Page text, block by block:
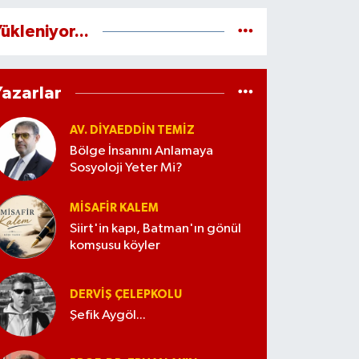
AV. DIYAEDDIN TEMIZ
Bölge İnsanını Anlamaya
Sosyoloji Yeter Mi?
MISAFIR KALEM
Siirt'in kapı, Batman'ın gönül
komşusu köyler
DERVIŞ ÇELEPKOLU
Şefik Aygöl...